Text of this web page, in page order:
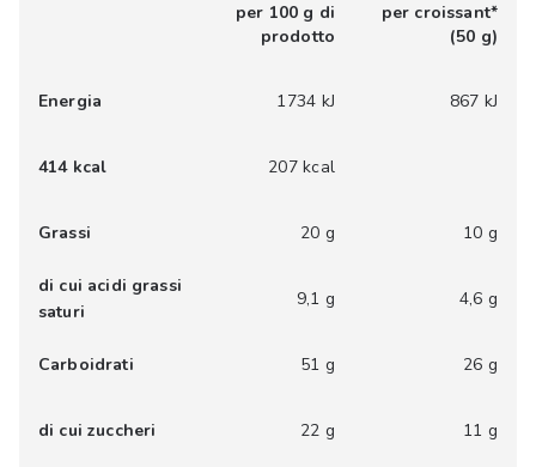
per 100 g di
prodotto
per croissant*
(50 g)
Energia 1734 kJ 867 kJ
414 kcal 207 kcal
Grassi 20 g 10 g
di cui acidi grassi
saturi
9,1 g 4,6 g
Carboidrati 51 g 26 g
di cui zuccheri 22 g 11 g